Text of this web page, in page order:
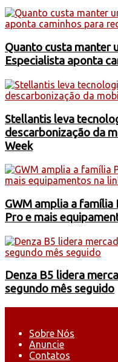
Quanto custa manter
Especialista aponta
Stellantis leva
descarbonização da
Week
GWM amplia a
Pro e mais
Denza B5 lidera
segundo mês seguido
Sobre Nós
Anuncie
Contatos